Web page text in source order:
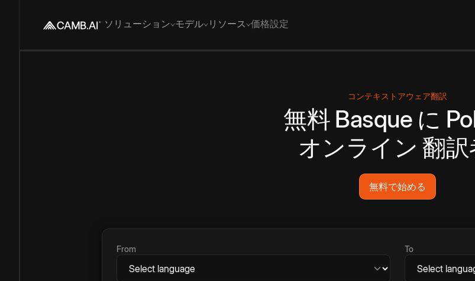
ソリューション モデル リソース 価格設定
コンテキストアウェア翻訳
無料 Basque に
オンライン 翻訳
無料で始める
From To